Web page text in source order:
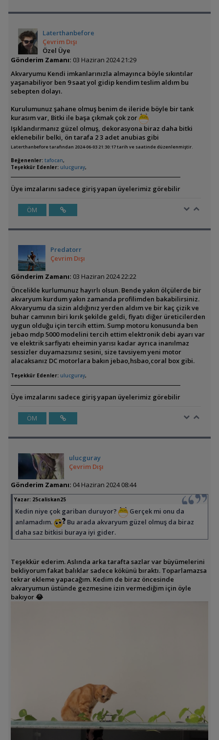
Laterthanbefore
Çevrim Dışı
Özel Üye
Gönderim Zamanı: 03 Haziran 2024 21:29
Akvaryumu Kendi imkanlarınızla almayınca böyle sıkıntılar
yaşanabiliyor ben 9 saat yol gidip kendim teslim aldım bu
sebepten dolayı.
Kurulumunuz şahane olmuş benim de ileride böyle bir tank
kurasım var, Bitki ile başa çıkmak çok zor
Işıklandırmanız güzel olmuş, dekorasyona biraz daha bitki
eklenebilir belki, ön tarafa 2 3 adet anubias gibi
Laterthanbefore tarafından 2024-06-03 21:30:17 tarih ve saatinde düzenlenmiştir.
Beğenenler: tafocan,
Teşekkür Edenler: ulucguray,
Üye imzalarını sadece giriş yapan üyelerimiz görebilir
ÖM
Predatorr
Çevrim Dışı
Gönderim Zamanı: 03 Haziran 2024 22:22
Öncelikle kurlumunuz hayırlı olsun. Bende yakın ölçülerde bir
akvaryum kurdum yakın zamanda profilimden bakabilirsiniz.
Akvaryumu da sizin aldığınız yerden aldım ve bir kaç çizik ve
buhar camının biri kırık şekilde geldi, fiyatı diğer üreticilerden
uygun olduğu için tercih ettim. Sump motoru konusunda ben
jebao mdp 5000 modelini tercih ettim elektronik debi ayarı var
ve elektrik sarfiyatı eheimin yarısı kadar ayrıca inanılmaz
sessizler duyamazsınız sesini, size tavsiyem yeni motor
alacaksanız DC motorlara bakın jebao,hsbao,coral box gibi.
Teşekkür Edenler: ulucguray,
Üye imzalarını sadece giriş yapan üyelerimiz görebilir
ÖM
ulucguray
Çevrim Dışı
Gönderim Zamanı: 04 Haziran 2024 08:44
Yazar: 25caliskan25
Kedin niye çok gariban duruyor?
Gerçek mi onu da
anlamadım.
Bu arada akvaryum güzel olmuş da biraz
daha saz bitkisi buraya iyi gider.
Teşekkür ederim. Aslında arka tarafta sazlar var büyümelerini
bekliyorum fakat balıklar sadece kökünü bıraktı. Toparlamazsa
tekrar ekleme yapacağım. Kedim de biraz öncesinde
akvaryumun üstünde gezmesine izin vermediğim için öyle
bakıyor 😂